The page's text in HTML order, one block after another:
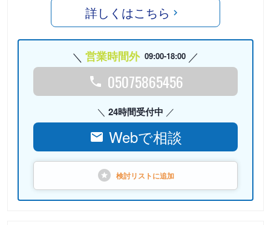
詳しくはこちら
営業時間外 09:00-18:00
05075865456
24時間受付中
Webで相談
検討リストに追加